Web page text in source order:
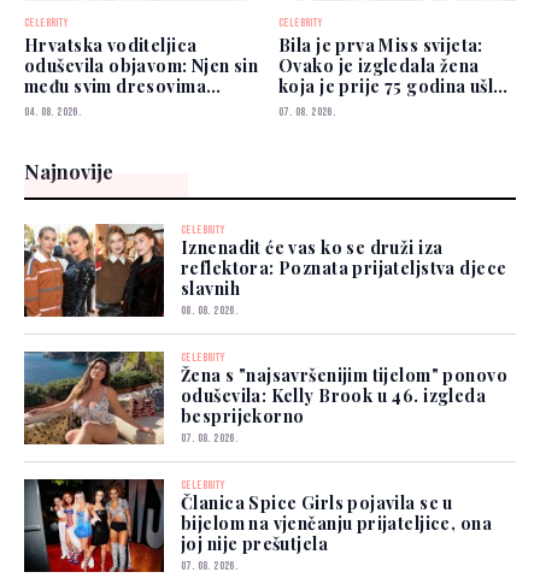
CELEBRITY
Hrvatska voditeljica
oduševila objavom: Njen sin
među svim dresovima
izabrao Zmajeve
04. 08. 2026.
CELEBRITY
Bila je prva Miss svijeta:
Ovako je izgledala žena
koja je prije 75 godina ušla
u historiju
07. 08. 2026.
Najnovije
CELEBRITY
Iznenadit će vas ko se druži iza
reflektora: Poznata prijateljstva djece
slavnih
08. 08. 2026.
CELEBRITY
Žena s "najsavršenijim tijelom" ponovo
oduševila: Kelly Brook u 46. izgleda
besprijekorno
07. 08. 2026.
CELEBRITY
Članica Spice Girls pojavila se u
bijelom na vjenčanju prijateljice, ona
joj nije prešutjela
07. 08. 2026.